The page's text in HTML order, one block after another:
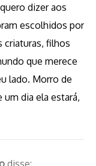
dizer aos
escolhidos por
criaturas, filhos
que merece
lado. Morro de
um dia ela estará,
disse: